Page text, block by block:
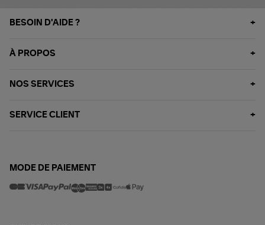
BESOIN D'AIDE ?
À PROPOS
NOS SERVICES
SERVICE CLIENT
MODE DE PAIEMENT